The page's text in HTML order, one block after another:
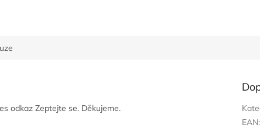
odkaz Zeptejte se. Děkujeme.
EAN: